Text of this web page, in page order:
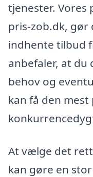
tjenester.
pris-zob.dk,
indhente tilbud
anbefaler, at du
behov og
kan få den
At vælge det
kan gøre en